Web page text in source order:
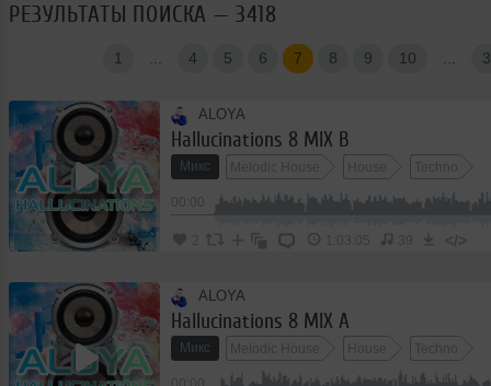
РЕЗУЛЬТАТЫ ПОИСКА — 3418
1 4 5 6 7 8 9 10
ALOYA
Hallucinations 8 MIX B
Микс Melodic House House Techno
2 1:03:05 39 </>
ALOYA
Hallucinations 8 MIX A
Микс Melodic House House Techno